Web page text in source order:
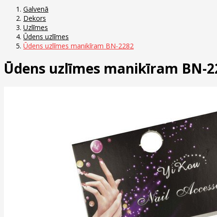
Galvenā
Dekors
Uzlīmes
Ūdens uzlīmes
Ūdens uzlīmes manikīram BN-2282
Ūdens uzlīmes manikīram BN-